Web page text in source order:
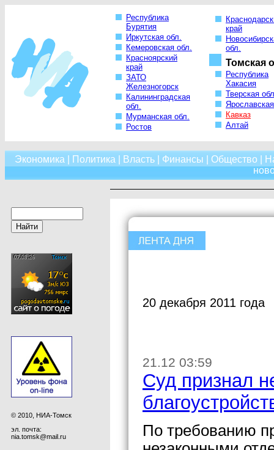
Республика
Бурятия
Иркутская обл.
Кемеровская обл.
Красноярский
край
ЗАТО
Железногорск
Калининградская
обл.
Мурманская обл.
Ростов
край
обл.
Томская
Республика
Хакасия
Тверская
Кавказ
Алтай
Экономика Политика Власть| Финансы Общество
© 2010, НИА-Томск
эл. почта:
nia.tomsk@mail.ru
20 декабря 2011 года
21.12 03:59
Суд признал
По требованию